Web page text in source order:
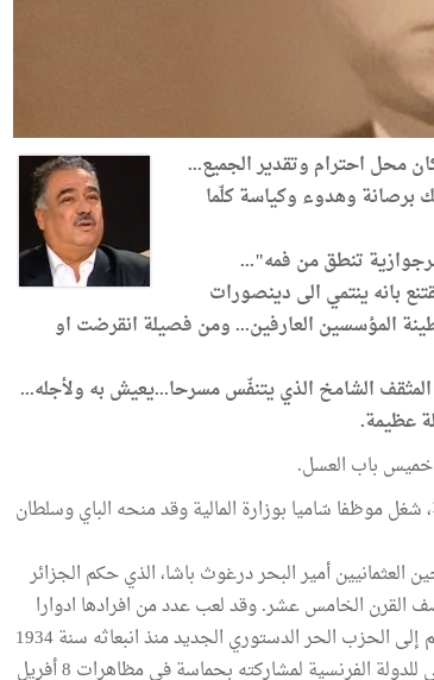
محل احترام وتقدير الجميع...
برصانة وهدوء وكياسة كلّما
تنطق من فمه"...
بانه ينتمي الى دينصورات
المؤسسين العارفين... ومن فصيلة انقرضت او
المثقف الشامخ الذي يتنفّس مسرحا...يعيش به ولأجله...
عظيمة.
موظفا سّاميا بوزارة المالية وقد منحه الباي وسلطان
أمير البحر درغوث باشا، الذي حكم الجزائر
القرن الخامس عشر. وقد لعب عدد من افرادها ادوارا
هامة في الحركة الوطنية من أبرزهم المناضل علي درغوث الذي انضم إلى الحزب الحر الدستوري الجديد منذ انبعاثه سنة 1934
وتحمل فيه مسؤوليات قيادية وحوكم بتهمة التآمر على الأمن الداخلي للدولة الفرنسية لمشاركته بحماسة في مظاهرات 8 أفريل